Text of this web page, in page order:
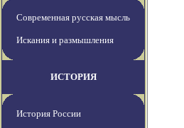
Современная русская мысль
Искания и размышления
ИСТОРИЯ
История России